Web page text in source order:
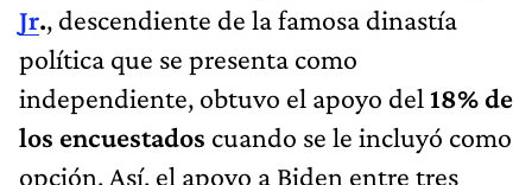
Jr., descendiente de la famosa dinastía
política que se presenta como
independiente, obtuvo el apoyo del 18% de
los encuestados cuando se le incluyó como
opción. Así, el apoyo a Biden entre tres